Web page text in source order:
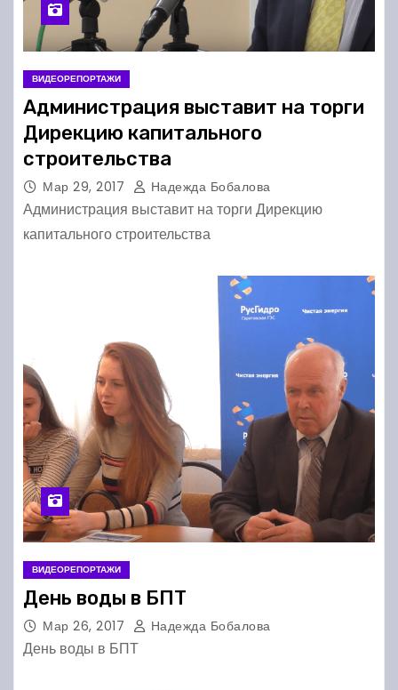
ВИДЕОРЕПОРТАЖИ
Администрация выставит на торги
Дирекцию капитального
строительства
Мар 29, 2017 Надежда Бобалова
Администрация выставит на торги Дирекцию
капитального строительства
ВИДЕОРЕПОРТАЖИ
День воды в БПТ
Мар 26, 2017 Надежда Бобалова
День воды в БПТ